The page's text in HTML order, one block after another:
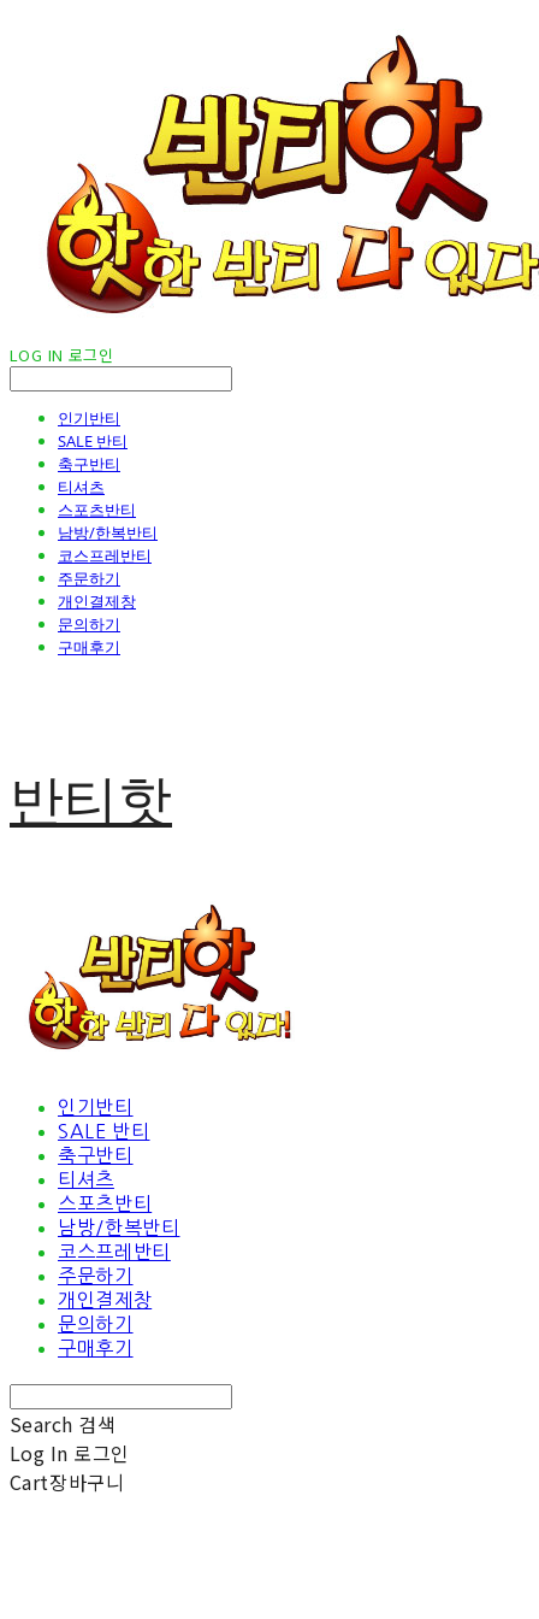
LOG IN 로그인
인기반티
SALE 반티
축구반티
티셔츠
스포츠반티
남방/한복반티
코스프레반티
주문하기
개인결제창
문의하기
구매후기
반티핫
인기반티
SALE 반티
축구반티
티셔츠
스포츠반티
남방/한복반티
코스프레반티
주문하기
개인결제창
문의하기
구매후기
Search 검색
Log In 로그인
Cart장바구니